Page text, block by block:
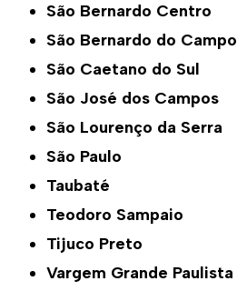
São Bernardo Centro
São Bernardo do Campo
São Caetano do Sul
São José dos Campos
São Lourenço da Serra
São Paulo
Taubaté
Teodoro Sampaio
Tijuco Preto
Vargem Grande Paulista